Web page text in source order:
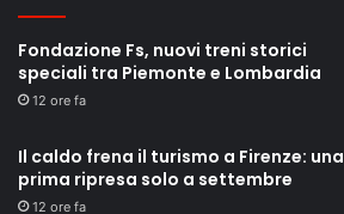
Fondazione Fs, nuovi treni storici
speciali tra Piemonte e Lombardia
12 ore fa
Il caldo frena il turismo a Firenze: una
prima ripresa solo a settembre
12 ore fa